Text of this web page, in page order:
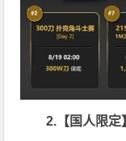
2.【国人限定